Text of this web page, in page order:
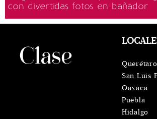
con divertidas fotos en bañador
Querétaro
San Luis
Oaxaca
Puebla
Hidalgo